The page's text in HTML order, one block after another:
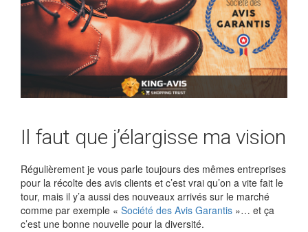
Il faut que j’élargisse ma vision
Régulièrement je vous parle toujours des mêmes entreprises
pour la récolte des avis clients et c’est vrai qu’on a vite fait le
tour, mais il y’a aussi des nouveaux arrivés sur le marché
comme par exemple « Société des Avis Garantis »… et ça
c’est une bonne nouvelle pour la diversité.